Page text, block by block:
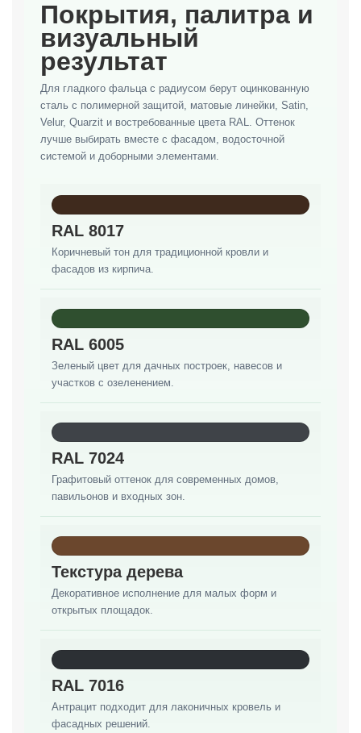
Покрытия, палитра и
визуальный
результат
Для гладкого фальца с радиусом берут оцинкованную
сталь с полимерной защитой, матовые линейки, Satin,
Velur, Quarzit и востребованные цвета RAL. Оттенок
лучше выбирать вместе с фасадом, водосточной
системой и доборными элементами.
RAL 8017
Коричневый тон для традиционной кровли и
фасадов из кирпича.
RAL 6005
Зеленый цвет для дачных построек, навесов и
участков с озеленением.
RAL 7024
Графитовый оттенок для современных домов,
павильонов и входных зон.
Текстура дерева
Декоративное исполнение для малых форм и
открытых площадок.
RAL 7016
Антрацит подходит для лаконичных кровель и
фасадных решений.